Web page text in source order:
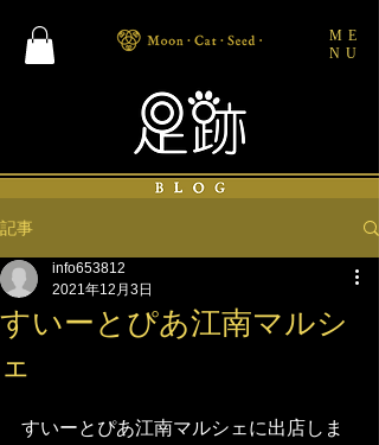
ME
NU
記事
すいーとぴあ江南マルシ
ェ
info653812
2021年12月3日
すいーとぴあ江南マルシェに出店しま